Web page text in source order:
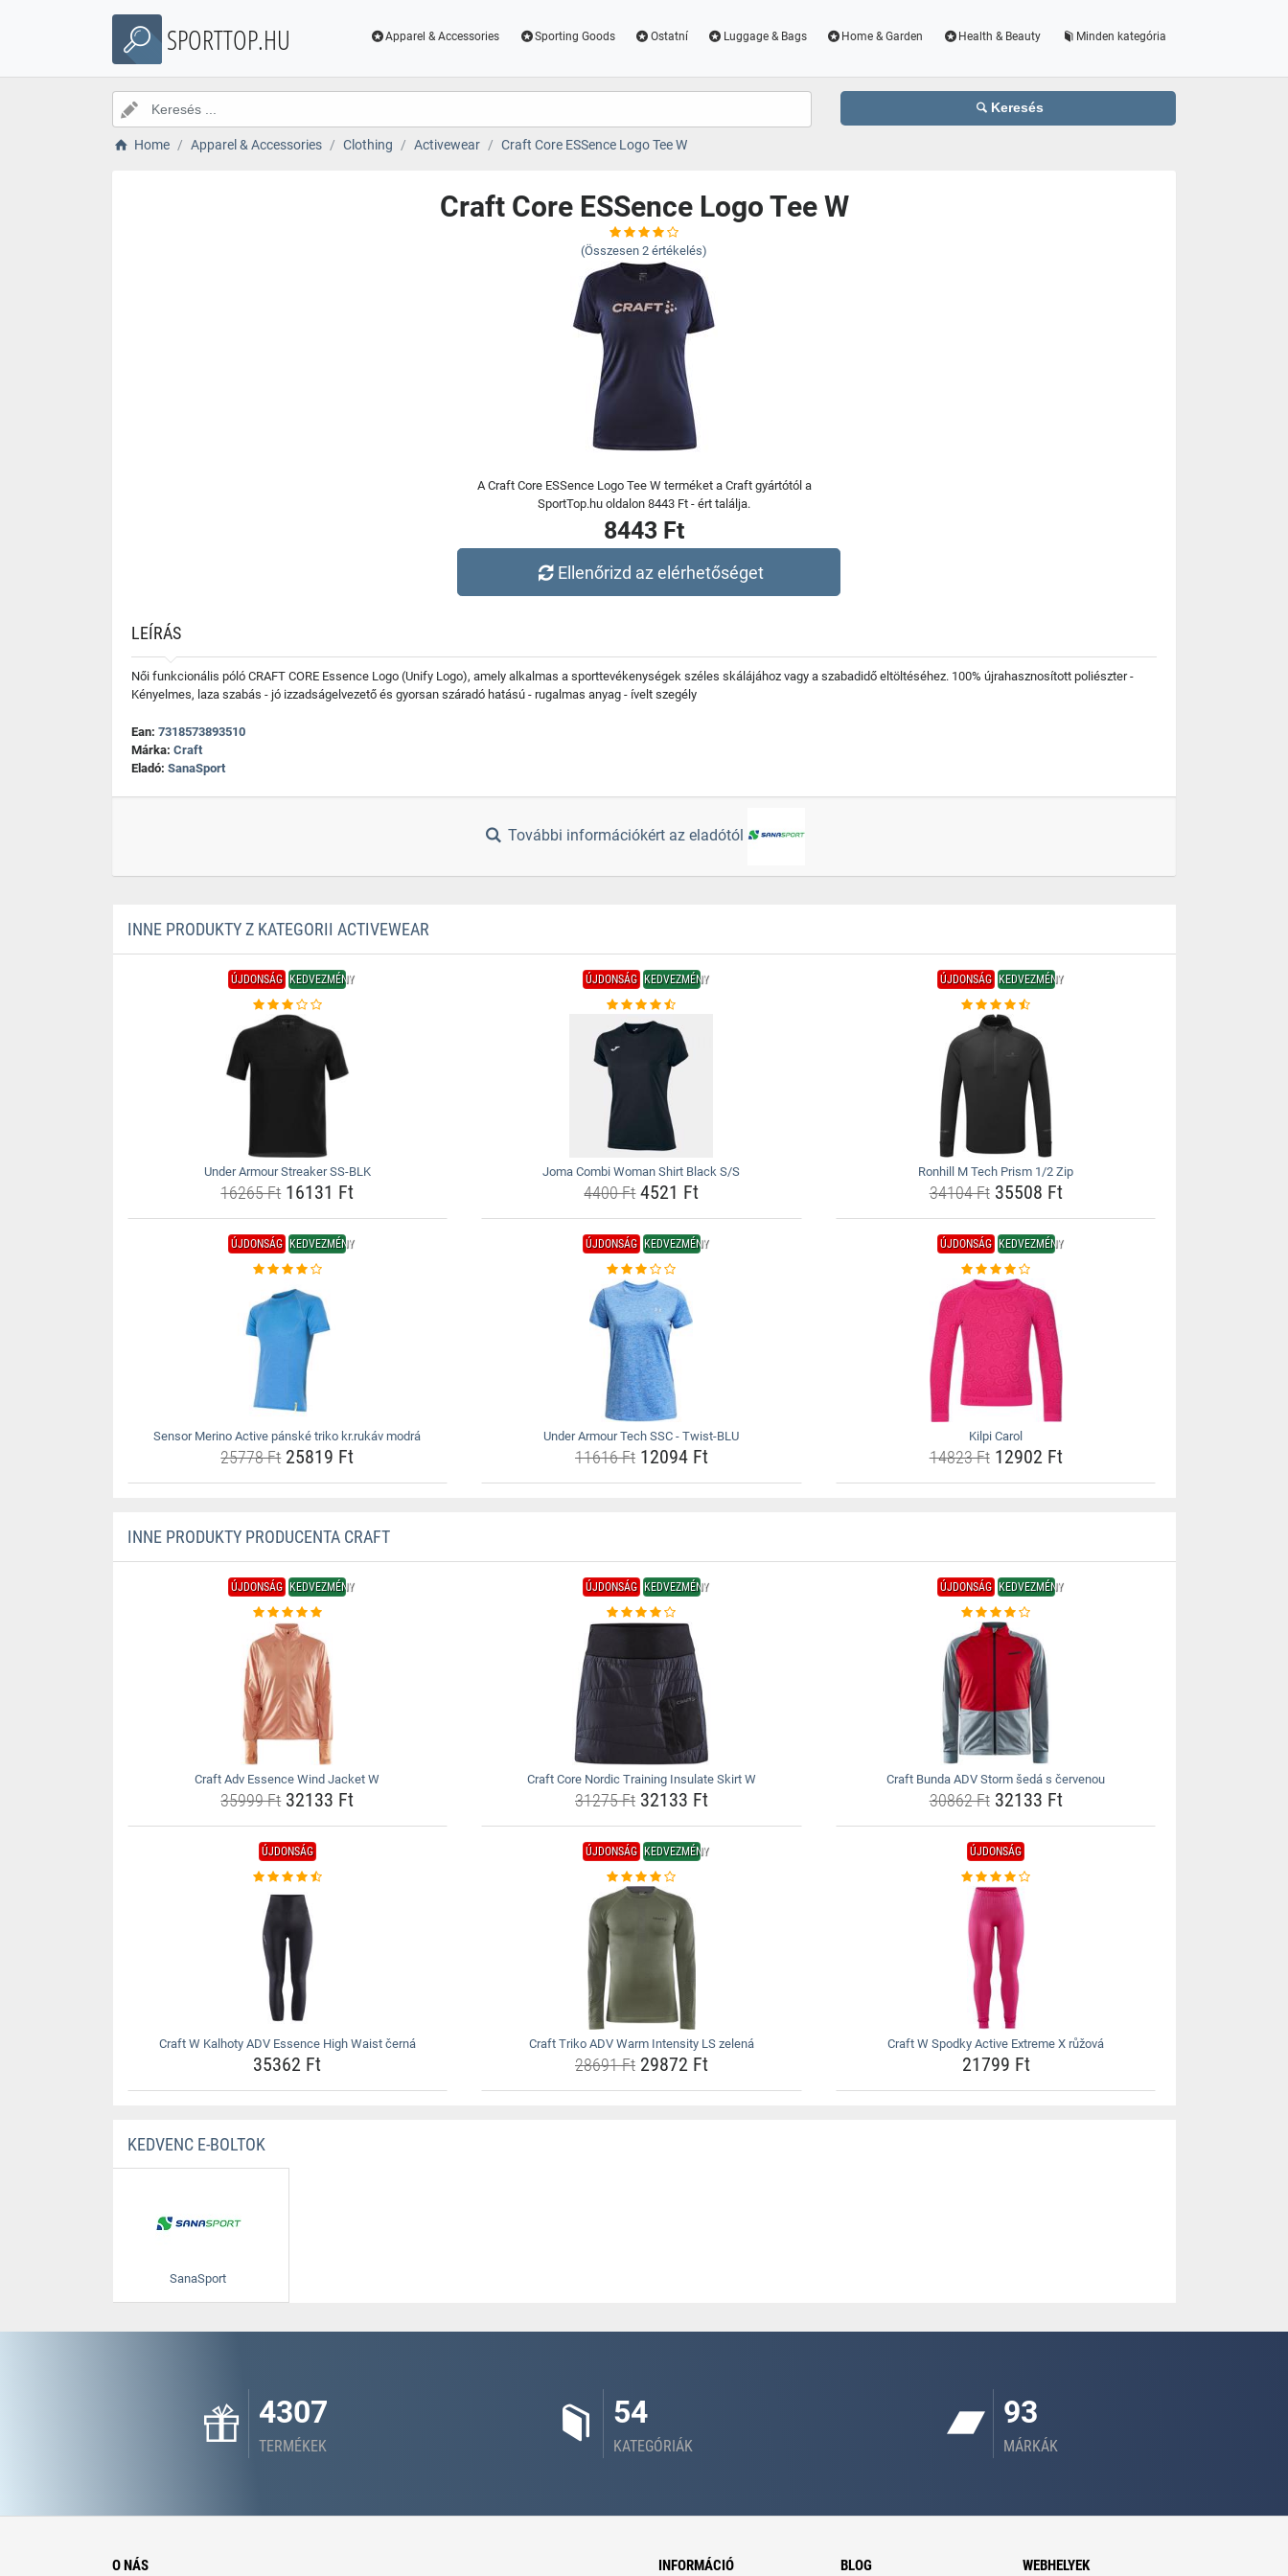
SPORTTOP.HU Apparel & Accessories Sporting Goods Ostatní Luggage & Bags Home & Garden Health & Beauty Minden kategória
Keresés
Home Apparel & Accessories Clothing Activewear Craft Core ESSence Logo Tee W
Craft Core ESSence Logo Tee W
(Összesen 2 értékelés)
A Craft Core ESSence Logo Tee W terméket a Craft gyártótól a
SportTop.hu oldalon 8443 Ft - ért találja.
8443 Ft
Ellenőrizd az elérhetőséget
LEÍRÁS
Női funkcionális póló CRAFT CORE Essence Logo (Unify Logo), amely alkalmas a sporttevékenységek széles skálájához vagy a szabadidő eltöltéséhez. 100% újrahasznosított poliészter -
Kényelmes, laza szabás - jó izzadságelvezető és gyorsan száradó hatású - rugalmas anyag - ívelt szegély
Ean: 7318573893510
Márka: Craft
Eladó: SanaSport
További információkért az eladótól
INNE PRODUKTY Z KATEGORII ACTIVEWEAR
ÚJDONSÁG KEDVEZMÉNY
Under Armour Streaker SS-BLK
16265 Ft16131 Ft
ÚJDONSÁG KEDVEZMÉNY
Joma Combi Woman Shirt Black S/S
4400 Ft4521 Ft
ÚJDONSÁG KEDVEZMÉNY
Ronhill M Tech Prism 1/2 Zip
34104 Ft35508 Ft
ÚJDONSÁG KEDVEZMÉNY
Sensor Merino Active pánské triko kr.rukáv modrá
25778 Ft25819 Ft
ÚJDONSÁG KEDVEZMÉNY
Under Armour Tech SSC - Twist-BLU
11616 Ft12094 Ft
ÚJDONSÁG KEDVEZMÉNY
Kilpi Carol
14823 Ft12902 Ft
INNE PRODUKTY PRODUCENTA CRAFT
ÚJDONSÁG KEDVEZMÉNY
Craft Adv Essence Wind Jacket W
35999 Ft32133 Ft
ÚJDONSÁG KEDVEZMÉNY
Craft Core Nordic Training Insulate Skirt W
31275 Ft32133 Ft
ÚJDONSÁG KEDVEZMÉNY
Craft Bunda ADV Storm šedá s červenou
30862 Ft32133 Ft
ÚJDONSÁG
Craft W Kalhoty ADV Essence High Waist černá
35362 Ft
ÚJDONSÁG KEDVEZMÉNY
Craft Triko ADV Warm Intensity LS zelená
28691 Ft29872 Ft
ÚJDONSÁG
Craft W Spodky Active Extreme X růžová
21799 Ft
KEDVENC E-BOLTOK
SanaSport
4307
TERMÉKEK
54
KATEGÓRIÁK
93
MÁRKÁK
O NÁS INFORMÁCIÓ BLOG WEBHELYEK